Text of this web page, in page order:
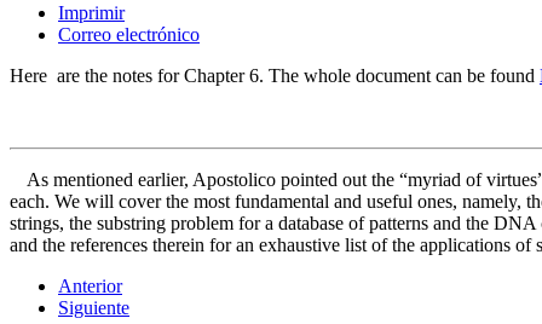
Imprimir
Correo electrónico
Here are the notes for Chapter 6. The whole document can be found
As mentioned earlier, Apostolico pointed out the “myriad of
each. We will cover the most fundamental and useful ones, namely,
strings, the substring problem for a database of patterns and the
and the references therein for an exhaustive list of the applications of
Anterior
Siguiente